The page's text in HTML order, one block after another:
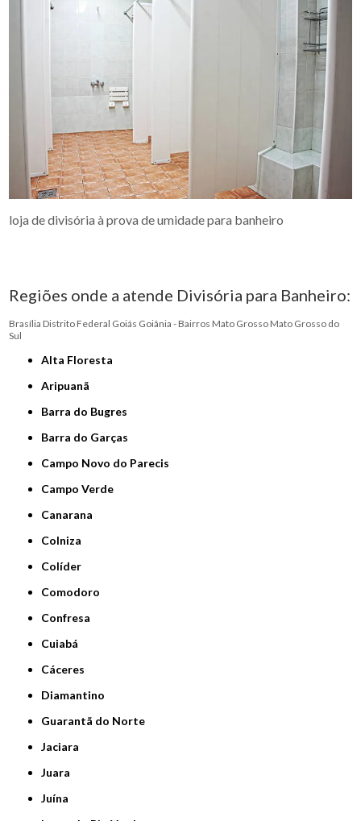
loja de divisória à prova de umidade para banheiro
Regiões onde a atende Divisória para Banheiro:
Brasília Distrito Federal Goiás Goiânia - Bairros Mato Grosso Mato Grosso do
Sul
Alta Floresta
Aripuanã
Barra do Bugres
Barra do Garças
Campo Novo do Parecis
Campo Verde
Canarana
Colniza
Colíder
Comodoro
Confresa
Cuiabá
Cáceres
Diamantino
Guarantã do Norte
Jaciara
Juara
Juína